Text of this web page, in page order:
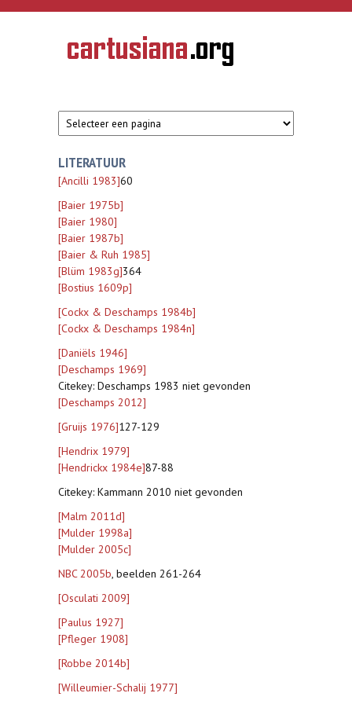
Overslaan en naar de inhoud gaan
CARTUSIANA
Geschiedenis
van de
LITERATUUR
[Ancilli 1983]60
[Baier 1975b]
[Baier 1980]
[Baier 1987b]
[Baier & Ruh 1985]
[Blüm 1983g]364
[Bostius 1609p]
[Cockx & Deschamps 1984b]
[Cockx & Deschamps 1984n]
[Daniëls 1946]
[Deschamps 1969]
Citekey: Deschamps 1983 niet gevonden
[Deschamps 2012]
[Gruijs 1976]127-129
[Hendrix 1979]
[Hendrickx 1984e]87-88
Citekey: Kammann 2010 niet gevonden
[Malm 2011d]
[Mulder 1998a]
[Mulder 2005c]
NBC 2005b, beelden 261-264
[Osculati 2009]
[Paulus 1927]
[Pfleger 1908]
[Robbe 2014b]
[Willeumier-Schalij 1977]